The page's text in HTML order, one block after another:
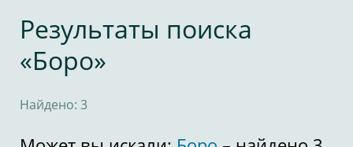
Результаты поиска
«Боро»
Найдено: 3